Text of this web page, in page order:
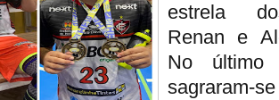
estrela
Renan e
No último
sagraram-